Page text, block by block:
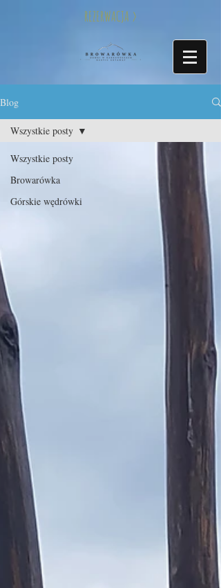
REZERWACJA >
Blog
Wszystkie posty
Browarówka
Górskie wędrówki
Wszystkie posty